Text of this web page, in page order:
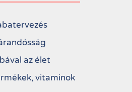
az élet
vitaminok